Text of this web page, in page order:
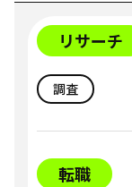
リサーチ
調査
転職